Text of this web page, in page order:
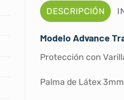
DESCRIPCIÓN
Modelo Advance
Protección con
Palma de Látex